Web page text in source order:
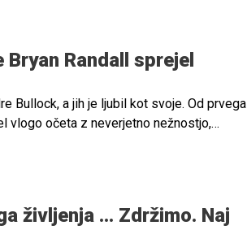
Randall sprejel
Bullock, a jih je ljubil kot svoje. Od prvega
vlogo očeta z neverjetno nežnostjo,
življenja ... Zdržimo. Naj